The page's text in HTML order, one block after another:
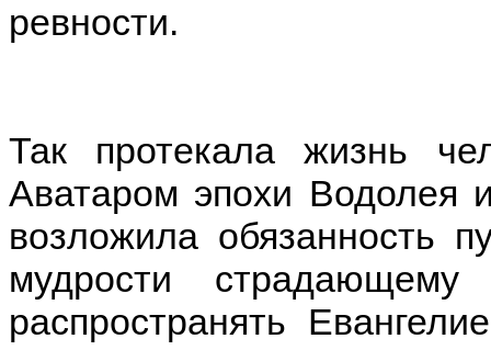
ревности.
Так протекала жизнь
Аватаром эпохи Водолея
возложила обязанность
мудрости
распространять